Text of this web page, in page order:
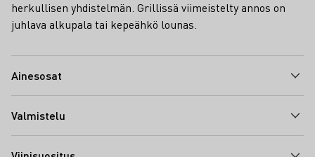
herkullisen yhdistelmän. Grillissä viimeistelty annos on
juhlava alkupala tai kepeähkö lounas.
Ainesosat
Valmistelu